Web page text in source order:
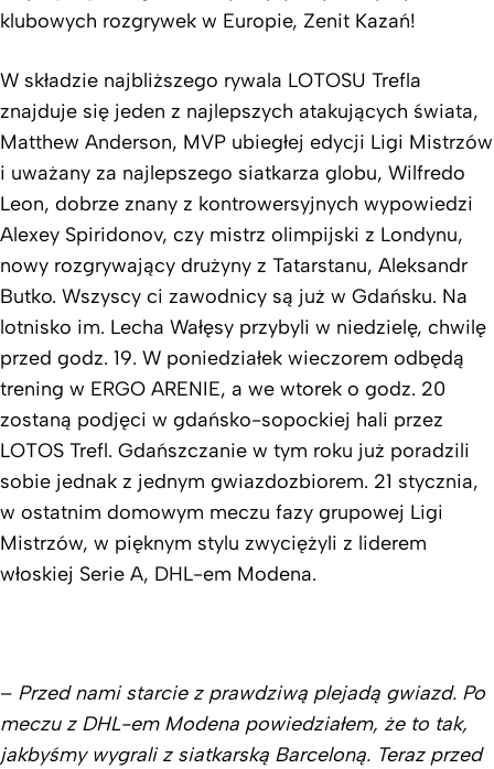
klubowych rozgrywek w Europie, Zenit Kazań!
W składzie najbliższego rywala LOTOSU Trefla
znajduje się jeden z najlepszych atakujących świata,
Matthew Anderson, MVP ubiegłej edycji Ligi Mistrzów
i uważany za najlepszego siatkarza globu, Wilfredo
Leon, dobrze znany z kontrowersyjnych wypowiedzi
Alexey Spiridonov, czy mistrz olimpijski z Londynu,
nowy rozgrywający drużyny z Tatarstanu, Aleksandr
Butko. Wszyscy ci zawodnicy są już w Gdańsku. Na
lotnisko im. Lecha Wałęsy przybyli w niedzielę, chwilę
przed godz. 19. W poniedziałek wieczorem odbędą
trening w ERGO ARENIE, a we wtorek o godz. 20
zostaną podjęci w gdańsko-sopockiej hali przez
LOTOS Trefl. Gdańszczanie w tym roku już poradzili
sobie jednak z jednym gwiazdozbiorem. 21 stycznia,
w ostatnim domowym meczu fazy grupowej Ligi
Mistrzów, w pięknym stylu zwyciężyli z liderem
włoskiej Serie A, DHL-em Modena.
– Przed nami starcie z prawdziwą plejadą gwiazd. Po
meczu z DHL-em Modena powiedziałem, że to tak,
jakbyśmy wygrali z siatkarską Barceloną. Teraz przed